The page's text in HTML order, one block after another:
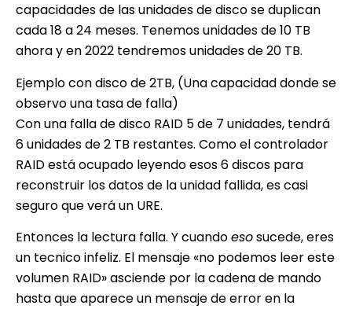
capacidades de las unidades de disco se duplican
cada 18 a 24 meses. Tenemos unidades de 10 TB
ahora y en 2022 tendremos unidades de 20 TB.
Ejemplo con disco de 2TB, (Una capacidad donde se
observo una tasa de falla)
Con una falla de disco RAID 5 de 7 unidades, tendrá
6 unidades de 2 TB restantes. Como el controlador
RAID está ocupado leyendo esos 6 discos para
reconstruir los datos de la unidad fallida, es casi
seguro que verá un URE.
Entonces la lectura falla. Y cuandoesosucede, eres
un tecnico infeliz. El mensaje «no podemos leer este
volumen RAID» asciende por la cadena de mando
hasta que aparece un mensaje de error en la